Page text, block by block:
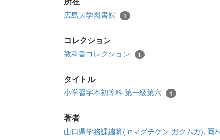
広島大学図書館 1
コレクション
教科書コレクション 1
タイトル
小学習字本初等科 第一級第六 1
著者
山口県学務課編纂(ヤマグチケン ガクムカ),